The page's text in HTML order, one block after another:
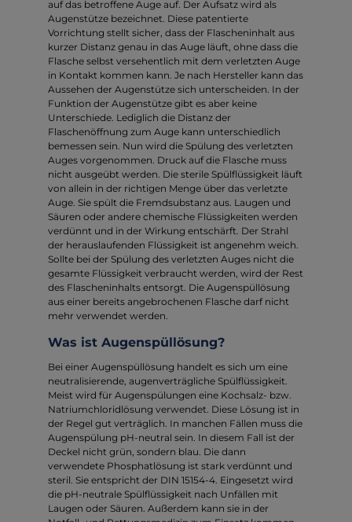
auf das betroffene Auge auf. Der Aufsatz wird als
Augenstütze bezeichnet. Diese patentierte
Vorrichtung stellt sicher, dass der Flascheninhalt aus
kurzer Distanz genau in das Auge läuft, ohne dass die
Flasche selbst versehentlich mit dem verletzten Auge
in Kontakt kommen kann. Je nach Hersteller kann das
Aussehen der Augenstütze sich unterscheiden. In der
Funktion der Augenstütze gibt es aber keine
Unterschiede. Lediglich die Distanz der
Flaschenöffnung zum Auge kann unterschiedlich
bemessen sein. Nun wird die Spülung des verletzten
Auges vorgenommen. Druck auf die Flasche muss
nicht ausgeübt werden. Die sterile Spülflüssigkeit läuft
von allein in der richtigen Menge über das verletzte
Auge. Sie spült die Fremdsubstanz aus. Laugen und
Säuren oder andere chemische Flüssigkeiten werden
verdünnt und in der Wirkung entschärft. Der Strahl
der herauslaufenden Flüssigkeit ist angenehm weich.
Sollte bei der Spülung des verletzten Auges nicht die
gesamte Flüssigkeit verbraucht werden, wird der Rest
des Flascheninhalts entsorgt. Die Augenspüllösung
aus einer bereits angebrochenen Flasche darf nicht
mehr verwendet werden.
Was ist Augenspüllösung?
Bei einer Augenspüllösung handelt es sich um eine
neutralisierende, augenverträgliche Spülflüssigkeit.
Meist wird für Augenspülungen eine Kochsalz- bzw.
Natriumchloridlösung verwendet. Diese Lösung ist in
der Regel gut verträglich. In manchen Fällen muss die
Augenspülung pH-neutral sein. In diesem Fall ist der
Deckel nicht grün, sondern blau. Die dann
verwendete Phosphatlösung ist stark verdünnt und
steril. Sie entspricht der DIN 15154-4. Eingesetzt wird
die pH-neutrale Spülflüssigkeit nach Unfällen mit
Laugen oder Säuren. Außerdem kann sie in der